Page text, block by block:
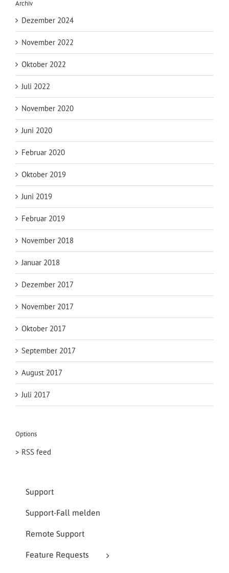
Archiv
Dezember 2024
November 2022
Oktober 2022
Juli 2022
November 2020
Juni 2020
Februar 2020
Oktober 2019
Juni 2019
Februar 2019
November 2018
Januar 2018
Dezember 2017
November 2017
Oktober 2017
September 2017
August 2017
Juli 2017
Options
> RSS feed
Support
Support-Fall melden
Remote Support
Feature Requests